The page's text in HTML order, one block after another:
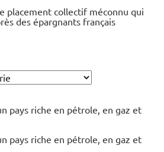
placement collectif méconnu qui
des épargnants français
pays riche en pétrole, en gaz et
pays riche en pétrole, en gaz et